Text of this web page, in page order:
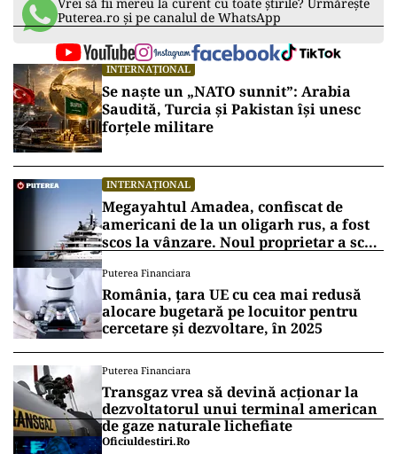
Vrei să fii mereu la curent cu toate știrile? Urmărește
Puterea.ro și pe canalul de WhatsApp
INTERNAȚIONAL
Se naște un „NATO sunnit”: Arabia
Saudită, Turcia și Pakistan își unesc
forțele militare
INTERNAȚIONAL
Megayahtul Amadea, confiscat de
americani de la un oligarh rus, a fost
scos la vânzare. Noul proprietar a scos
Puterea Financiara
România, țara UE cu cea mai redusă
alocare bugetară pe locuitor pentru
cercetare și dezvoltare, în 2025
Puterea Financiara
Transgaz vrea să devină acționar la
dezvoltatorul unui terminal american
de gaze naturale lichefiate
Oficiuldestiri.ro